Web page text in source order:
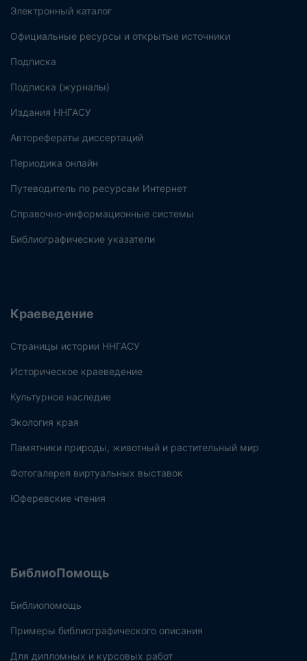
Электронный каталог
Официальные ресурсы и открытые источники
Подписка
Подписка (журналы)
Издания ННГАСУ
Авторефераты диссертаций
Периодика онлайн
Путеводитель по ресурсам Интернет
Справочно-информационные системы
Библиографические указатели
Краеведение
Страницы истории ННГАСУ
Историческое краеведение
Культурное наследие
Экология края
Памятники природы, животный и растительный мир
Фотогалерея виртуальных выставок
Юферевские чтения
БиблиоПомощь
Библиопомощь
Примеры библиографического описания
Для дипломных и курсовых работ